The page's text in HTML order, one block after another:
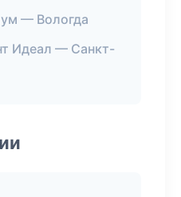
— Вологда
Идеал — Санкт-